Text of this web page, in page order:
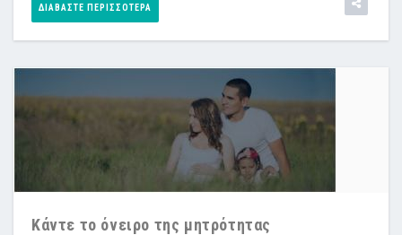
ΔΙΑΒΆΣΤΕ ΠΕΡΙΣΣΌΤΕΡΑ
Κάντε το όνειρο της μητρότητας